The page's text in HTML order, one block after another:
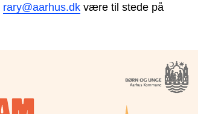
rary@aarhus.dkvære til stede på